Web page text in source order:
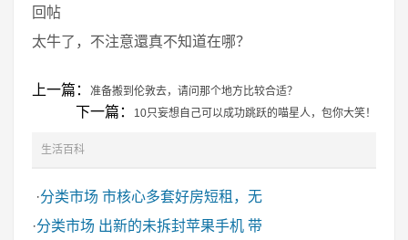
回帖
太牛了，不注意還真不知道在哪？
上一篇： 准备搬到伦敦去，请问那个地方比较合适？
下一篇： 10只妄想自己可以成功跳跃的喵星人，包你大笑！
生活百科
·分类市场 市核心多套好房短租，无
·分类市场 出新的未拆封苹果手机 带